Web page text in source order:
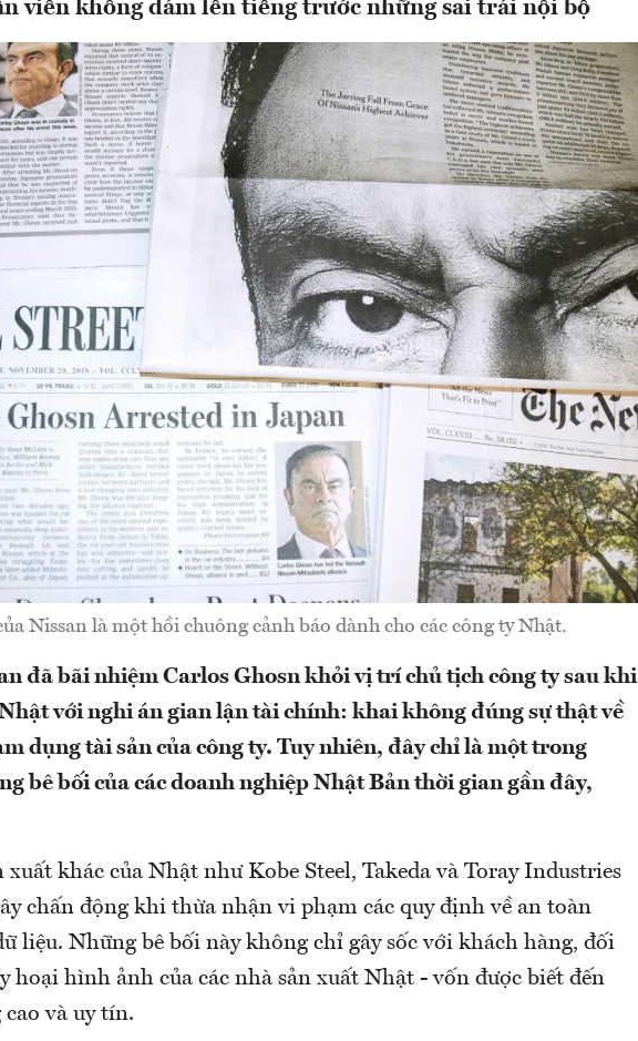
viên không dám lên tiếng trước những sai trái nội bộ
Nissan là một hồi chuông cảnh báo dành cho các công ty Nhật.
đã bãi nhiệm Carlos Ghosn khỏi vị trí chủ tịch công ty sau khi
với nghi án gian lận tài chính: khai không đúng sự thật về
dụng tài sản của công ty. Tuy nhiên, đây chỉ là một trong
bê bối của các doanh nghiệp Nhật Bản thời gian gần đây,
xuất khác của Nhật như Kobe Steel, Takeda và Toray Industries
chấn động khi thừa nhận vi phạm các quy định về an toàn
liệu. Những bê bối này không chỉ gây sốc với khách hàng, đối
hoại hình ảnh của các nhà sản xuất Nhật - vốn được biết đến
và uy tín.